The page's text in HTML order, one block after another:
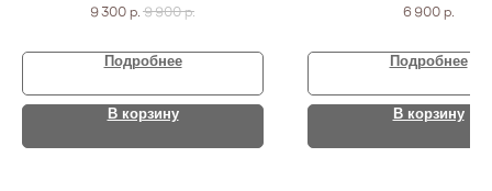
сердец, 15 шаров на пол.
9 300р. 9 900р.
Подробнее
В корзину
6 900 р.
Подробнее
В корзину